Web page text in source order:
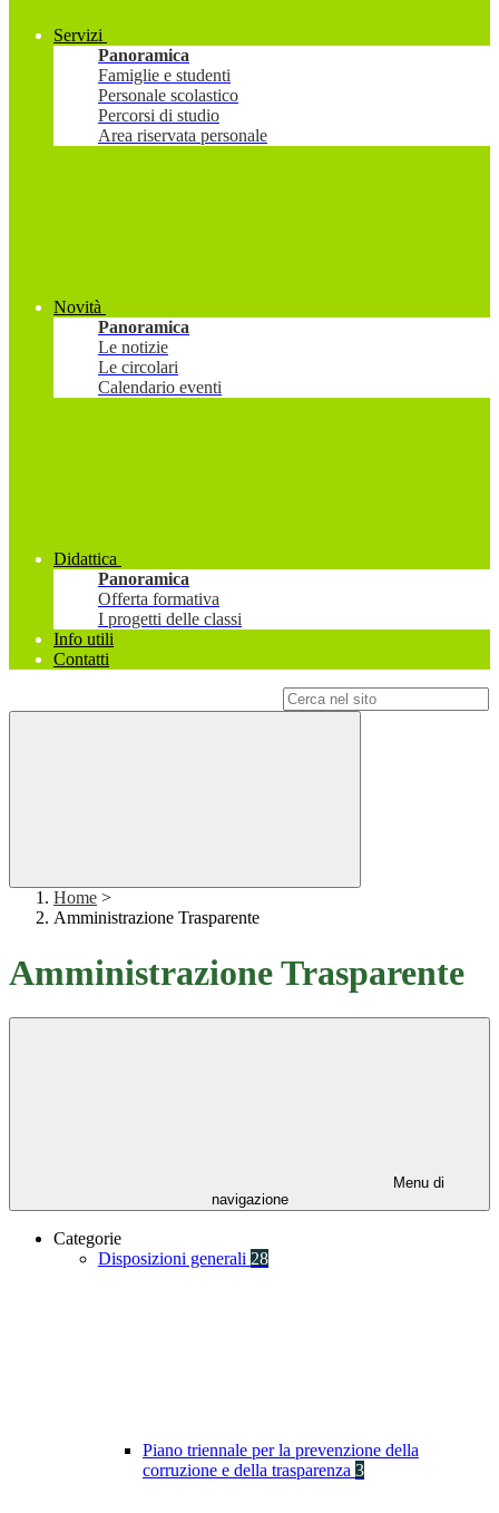
Servizi
Panoramica
Famiglie e studenti
Personale scolastico
Percorsi di studio
Area riservata personale
Novità
Panoramica
Le notizie
Le circolari
Calendario eventi
Didattica
Panoramica
Offerta formativa
I progetti delle classi
Info utili
Contatti
Home >
Amministrazione Trasparente
Amministrazione Trasparente
Menu di
navigazione
Categorie
Disposizioni generali 28
Piano triennale per la prevenzione della
corruzione e della trasparenza 3